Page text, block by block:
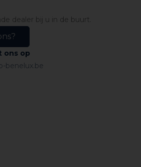
dealer bij u in de buurt.
ons op
benelux.be